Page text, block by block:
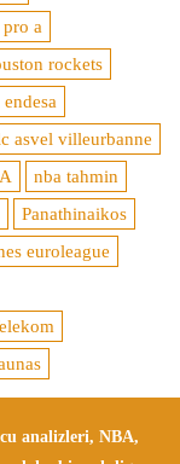
a
rockets
asvel villeurbanne
nba tahmin
Panathinaikos
euroleague
analizleri, NBA,